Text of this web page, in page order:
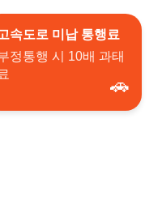
속도로 미납 통행료
정통행 시 10배 과태
료
🚗